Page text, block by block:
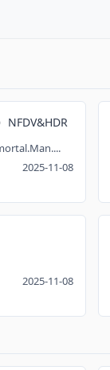
NFDV&HDR
2025-11-08
2025-11-08